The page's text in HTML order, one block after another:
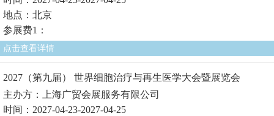
地点：北京
参展费1：
点击查看详情
2027（第九届） 世界细胞治疗与再生医学大会暨展览会
主办方：上海广贸会展服务有限公司
时间：2027-04-23-2027-04-25